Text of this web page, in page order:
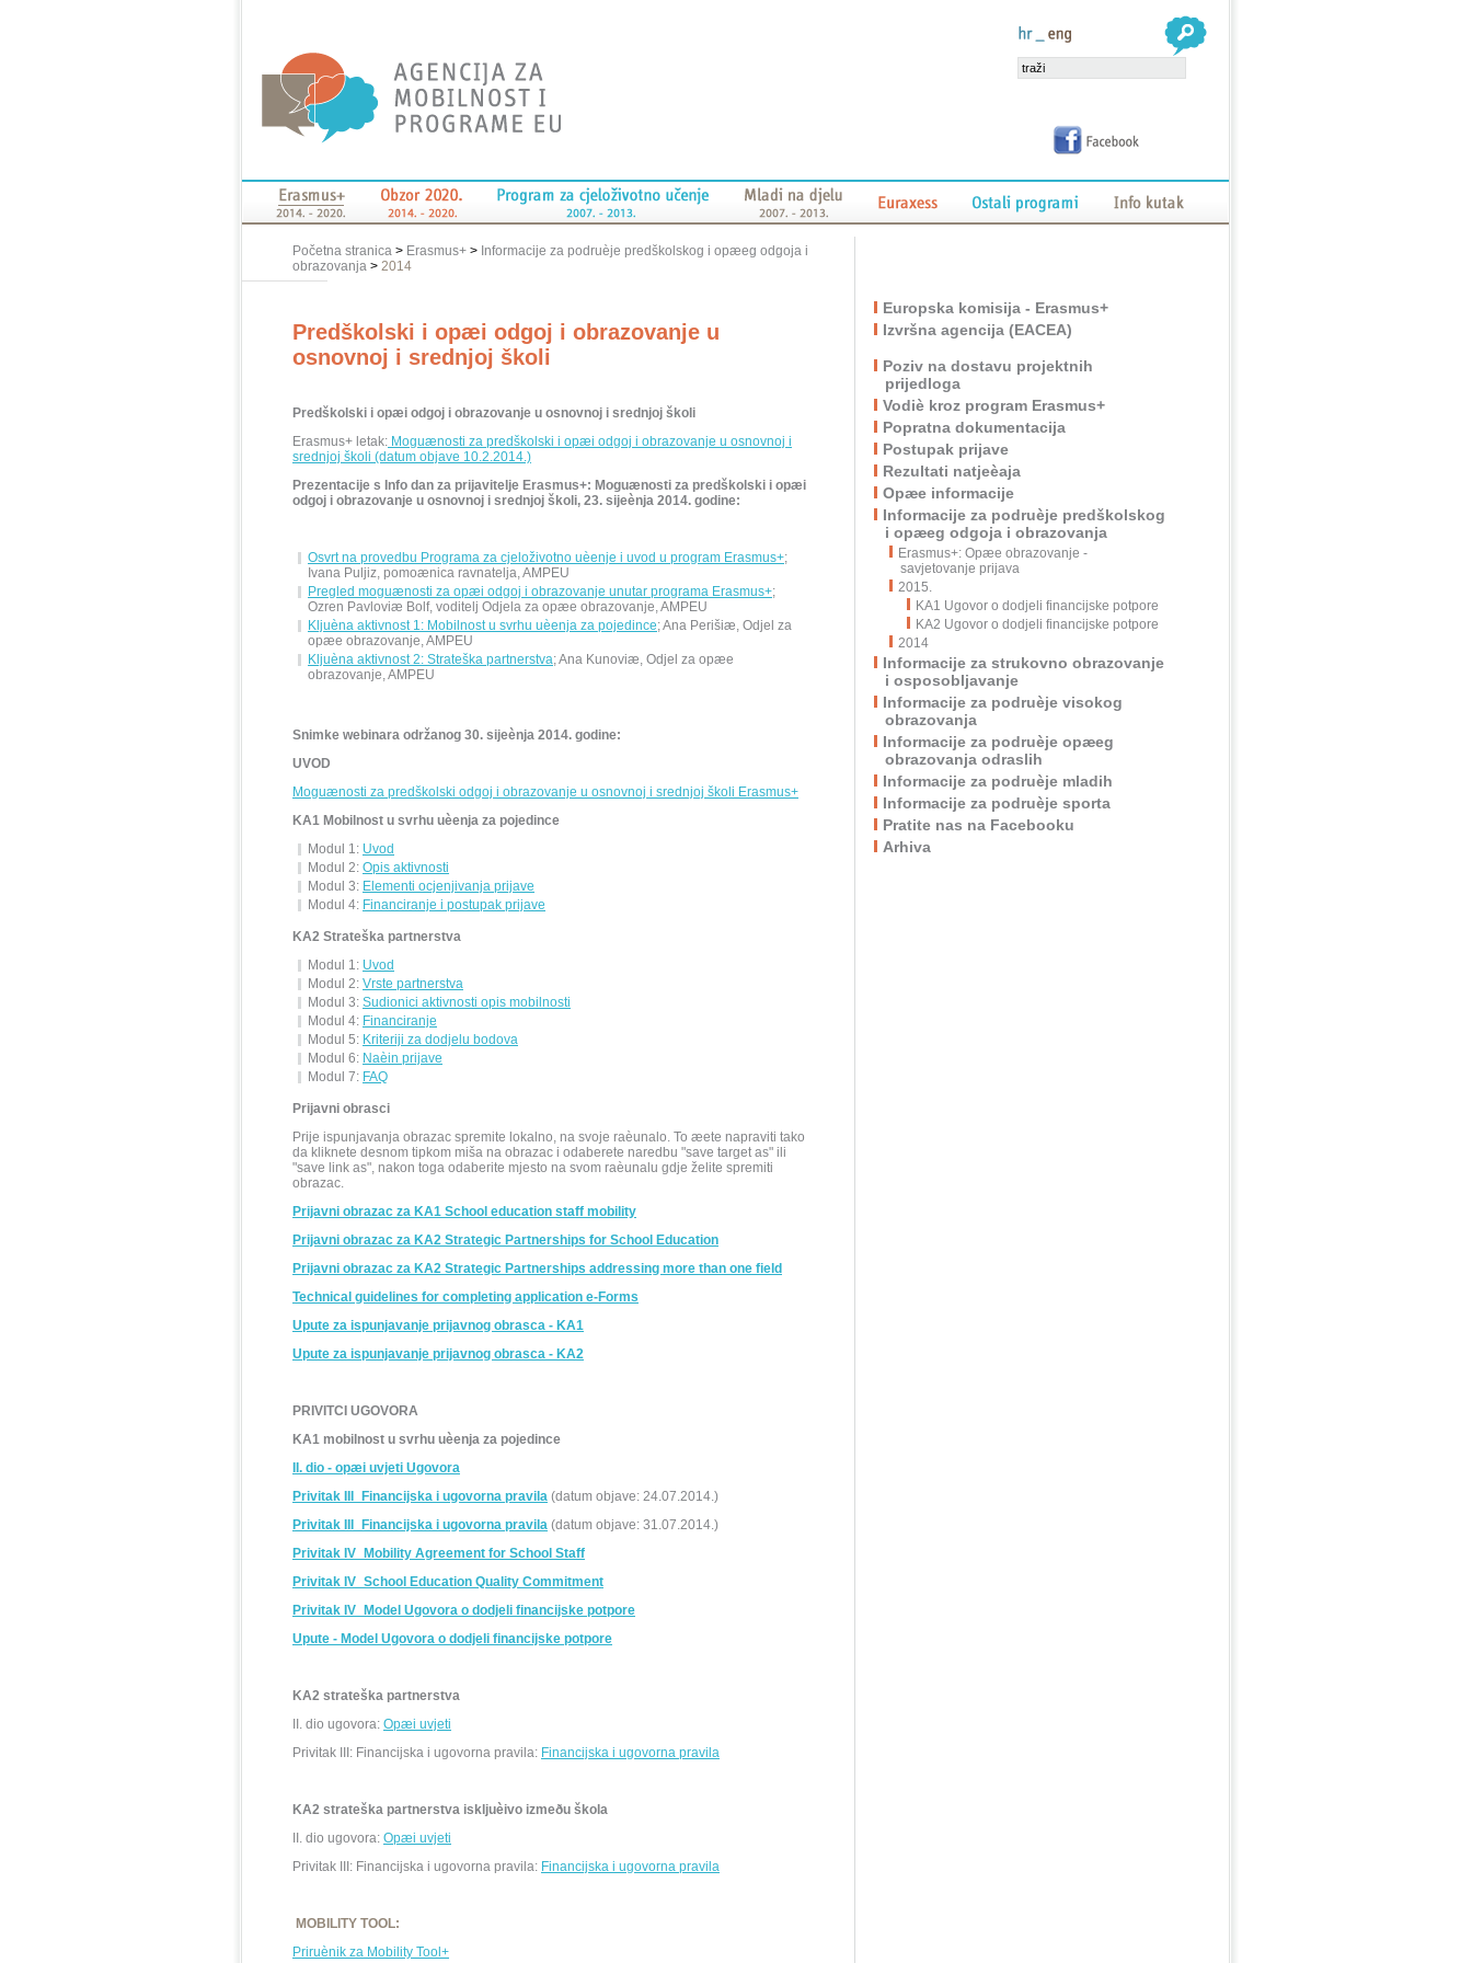
Početna stranica > Erasmus+ > Informacije za podruèje predškolskog i opæeg odgoja i
obrazovanja > 2014
Predškolski i opæi odgoj i obrazovanje u
osnovnoj i srednjoj školi
Predškolski i opæi odgoj i obrazovanje u osnovnoj i srednjoj školi
Erasmus+ letak: Moguænosti za predškolski i opæi odgoj i obrazovanje u osnovnoj i
srednjoj školi (datum objave 10.2.2014.)
Prezentacije s Info dan za prijavitelje Erasmus+: Moguænosti za predškolski i opæi
odgoj i obrazovanje u osnovnoj i srednjoj školi, 23. sijeènja 2014. godine:
Osvrt na provedbu Programa za cjeloživotno uèenje i uvod u program Erasmus+;
Ivana Puljiz, pomoænica ravnatelja, AMPEU
Pregled moguænosti za opæi odgoj i obrazovanje unutar programa Erasmus+;
Ozren Pavloviæ Bolf, voditelj Odjela za opæe obrazovanje, AMPEU
Kljuèna aktivnost 1: Mobilnost u svrhu uèenja za pojedince; Ana Perišiæ, Odjel za
opæe obrazovanje, AMPEU
Kljuèna aktivnost 2: Strateška partnerstva; Ana Kunoviæ, Odjel za opæe
obrazovanje, AMPEU
Snimke webinara održanog 30. sijeènja 2014. godine:
UVOD
Moguænosti za predškolski odgoj i obrazovanje u osnovnoj i srednjoj školi Erasmus+
KA1 Mobilnost u svrhu uèenja za pojedince
Modul 1: Uvod
Modul 2: Opis aktivnosti
Modul 3: Elementi ocjenjivanja prijave
Modul 4: Financiranje i postupak prijave
KA2 Strateška partnerstva
Modul 1: Uvod
Modul 2: Vrste partnerstva
Modul 3: Sudionici aktivnosti opis mobilnosti
Modul 4: Financiranje
Modul 5: Kriteriji za dodjelu bodova
Modul 6: Naèin prijave
Modul 7: FAQ
Prijavni obrasci
Prije ispunjavanja obrazac spremite lokalno, na svoje raèunalo. To æete napraviti tako
da kliknete desnom tipkom miša na obrazac i odaberete naredbu "save target as" ili
"save link as", nakon toga odaberite mjesto na svom raèunalu gdje želite spremiti
obrazac.
Prijavni obrazac za KA1 School education staff mobility
Prijavni obrazac za KA2 Strategic Partnerships for School Education
Prijavni obrazac za KA2 Strategic Partnerships addressing more than one field
Technical guidelines for completing application e-Forms
Upute za ispunjavanje prijavnog obrasca - KA1
Upute za ispunjavanje prijavnog obrasca - KA2
PRIVITCI UGOVORA
KA1 mobilnost u svrhu uèenja za pojedince
II. dio - opæi uvjeti Ugovora
Privitak III
_Financijska i ugovorna pravila (datum objave: 24.07.2014.)
Privitak III
_Financijska i ugovorna pravila (datum objave: 31.07.2014.)
Privitak IV_Mobility Agreement for School Staff
Privitak IV_School Education Quality Commitment
Privitak IV_Model Ugovora o dodjeli financijske potpore
Upute - Model Ugovora o dodjeli financijske potpore
KA2 strateška partnerstva
II. dio ugovora: Opæi uvjeti
Privitak III: Financijska i ugovorna pravila: Financijska i ugovorna pravila
KA2 strateška partnerstva iskljuèivo izmeðu škola
II. dio ugovora: Opæi uvjeti
Privitak III: Financijska i ugovorna pravila: Financijska i ugovorna pravila
MOBILITY TOOL:
Priruènik za Mobility Tool+
Europska komisija - Erasmus+
Izvršna agencija (EACEA)
Poziv na dostavu projektnih
prijedloga
Vodiè kroz program Erasmus+
Popratna dokumentacija
Postupak prijave
Rezultati natjeèaja
Opæe informacije
Informacije za podruèje predškolskog
i opæeg odgoja i obrazovanja
Erasmus+: Opæe obrazovanje -
savjetovanje prijava
2015.
KA1 Ugovor o dodjeli financijske potpore
KA2 Ugovor o dodjeli financijske potpore
2014
Informacije za strukovno obrazovanje
i osposobljavanje
Informacije za podruèje visokog
obrazovanja
Informacije za podruèje opæeg
obrazovanja odraslih
Informacije za podruèje mladih
Informacije za podruèje sporta
Pratite nas na Facebooku
Arhiva